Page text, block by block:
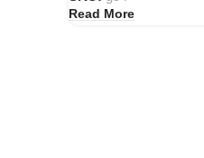
Read More